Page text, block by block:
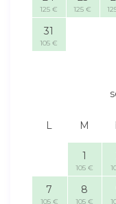
125 € 125 €
31
105 €
L M
1
105 €
7
105 €
8
105 €